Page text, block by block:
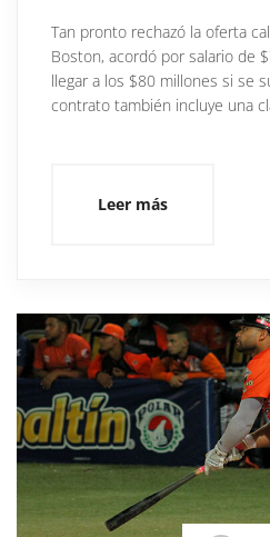
Tan pronto rechazó la oferta
Boston, acordó por salario de
llegar a los $80 millones si se
contrato también incluye una
Leer más